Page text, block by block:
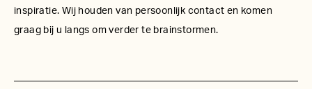
inspiratie. Wij houden van persoonlijk contact en komen
graag bij u langs om verder te brainstormen.